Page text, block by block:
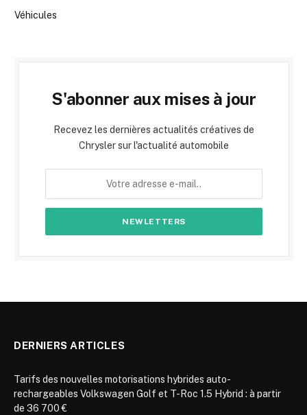
Véhicules
S'abonner aux mises à jour
Recevez les dernières actualités créatives de
Chrysler sur l'actualité automobile
DERNIERS ARTICLES
Tarifs des nouvelles motorisations hybrides auto-
rechargeables Volkswagen Golf et T-Roc 1.5 Hybrid : à partir
de 36 700 €